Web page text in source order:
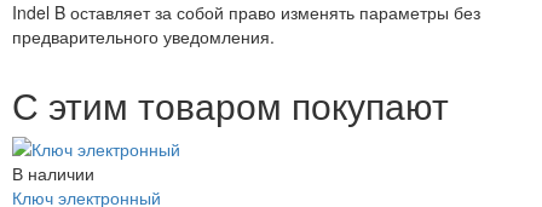
Indel B оставляет за собой право изменять параметры без
предварительного уведомления.
С этим товаром покупают
В наличии
Ключ электронный